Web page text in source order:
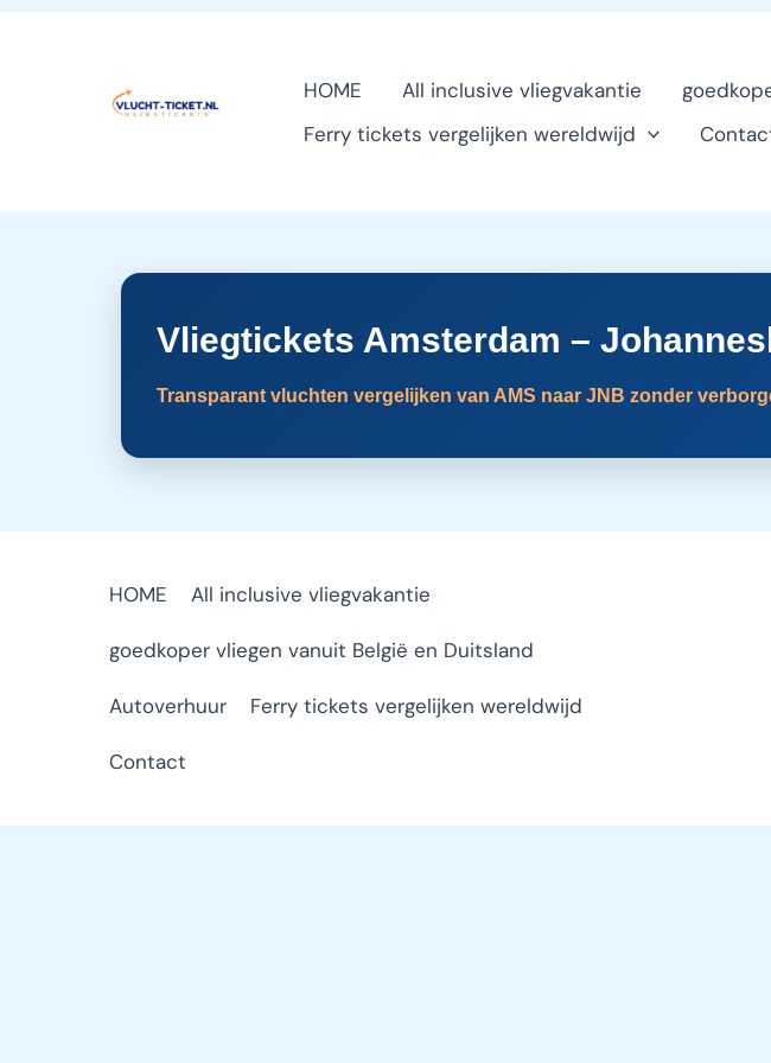
HOME All inclusive vliegvakantie
Ferry tickets vergelijken wereldwijd
Vliegtickets Amsterdam –
Transparant vluchten vergelijken van AMS naar JNB zonder
HOME All inclusive vliegvakantie
goedkoper vliegen vanuit België en Duitsland
Autoverhuur Ferry tickets vergelijken wereldwijd
Contact